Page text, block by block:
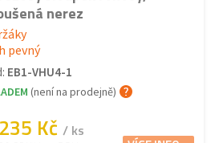
nerez
pevný
EB1-VHU4-1
(není na prodejně)
Kč / ks